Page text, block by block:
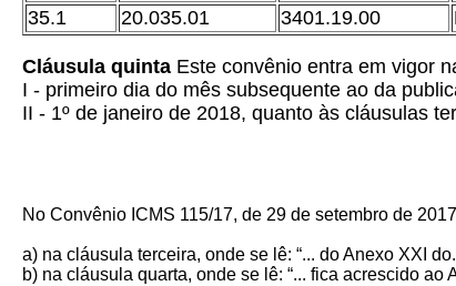
35.1
20.035.01 3401.19.00
Cláusula quinta Este convênio entra em vigor
I - primeiro dia do mês subsequente ao da
II - 1º de janeiro de 2018, quanto às cláusulas
No Convênio ICMS 115/17, de 29 de setembro de
a) na cláusula terceira, onde se lê: “... do Anexo XXI
b) na cláusula quarta, onde se lê: “... fica acrescido ao